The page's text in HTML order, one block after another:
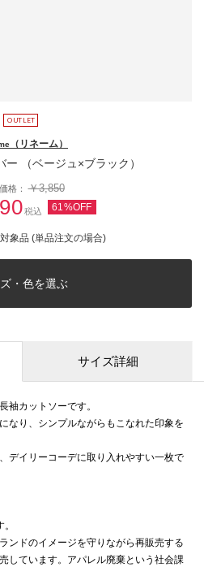
（リネーム）
（ベージュ×ブラック）
格：￥3,850
税込 61%OFF
象品 (単品注文の場合)
・色を選ぶ
サイズ詳細
袖カットソーです。
なり、シンプルながらもこなれた印象を
デイリーコーデに取り入れやすい一枚で
ンドのイメージを守りながら再販売する
しています。アパレル廃棄という社会課